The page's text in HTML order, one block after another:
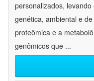
personalizados,
genética, ambiental e
proteômica e a
genômicos que ...